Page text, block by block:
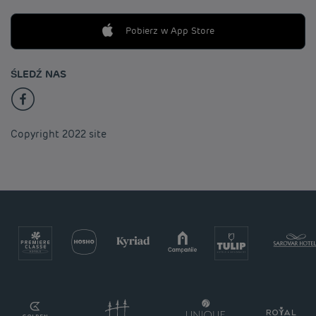
Pobierz w App Store
ŚLEDŹ NAS
Copyright 2022 site